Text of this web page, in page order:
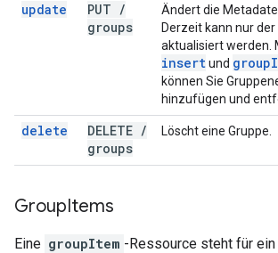
update PUT /
groups
Ändert die
Derzeit kann nur
aktualisiert werden.
insertund group
können Sie
hinzufügen und
delete DELETE /
groups
Löscht eine Gruppe.
GroupItems
Eine groupItem -Ressource steht für